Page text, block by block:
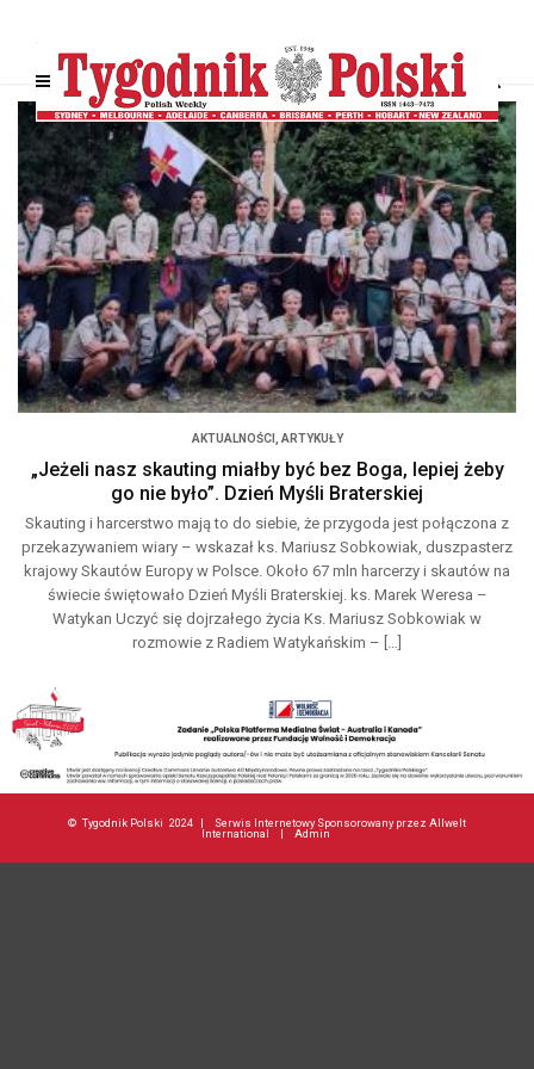
AKTUALNOŚCI , ARTYKUŁY
„Jeżeli nasz skauting miałby być bez Boga, lepiej żeby
go nie było”. Dzień Myśli Braterskiej
Skauting i harcerstwo mają to do siebie, że przygoda jest połączona z
przekazywaniem wiary – wskazał ks. Mariusz Sobkowiak, duszpasterz
krajowy Skautów Europy w Polsce. Około 67 mln harcerzy i skautów na
świecie świętowało Dzień Myśli Braterskiej. ks. Marek Weresa –
Watykan Uczyć się dojrzałego życia Ks. Mariusz Sobkowiak w
rozmowie z Radiem Watykańskim – […]
© Tygodnik Polski 2024 |
Serwis Internetowy Sponsorowany przez Allwelt
International
| Admin